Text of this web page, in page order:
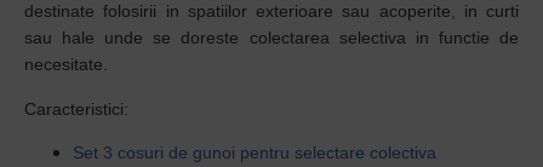
destinate folosirii in spatiilor exterioare sau acoperite, in curti
sau hale unde se doreste colectarea selectiva in functie de
necesitate.
Caracteristici:
Set 3 cosuri de gunoi pentru selectare colectiva